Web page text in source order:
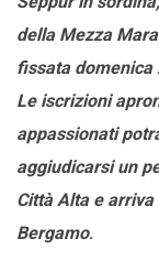
della Mezza
fissata domenica
Le iscrizioni
appassionati
aggiudicarsi un
Città Alta e
Bergamo.